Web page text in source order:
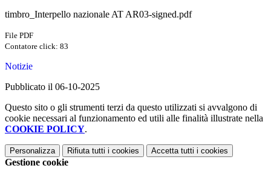
timbro_Interpello nazionale AT AR03-signed.pdf
File PDF
Contatore click: 83
Notizie
Pubblicato il 06-10-2025
Questo sito o gli strumenti terzi da questo utilizzati si avvalgono di
cookie necessari al funzionamento ed utili alle finalità illustrate nella
COOKIE POLICY.
Personalizza Rifiuta tutti i cookies Accetta tutti i cookies
Gestione cookie